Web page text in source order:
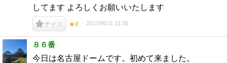
してます よろしくお願いいたします
ナイス ★8 2017/06/11 21:35
８６番
今日は名古屋ドームです。初めて来ました。